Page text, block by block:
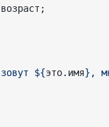
возраст;
${это. имя},